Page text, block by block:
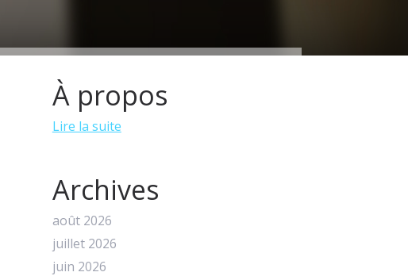
À propos
Lire la suite
Archives
août 2026
juillet 2026
juin 2026